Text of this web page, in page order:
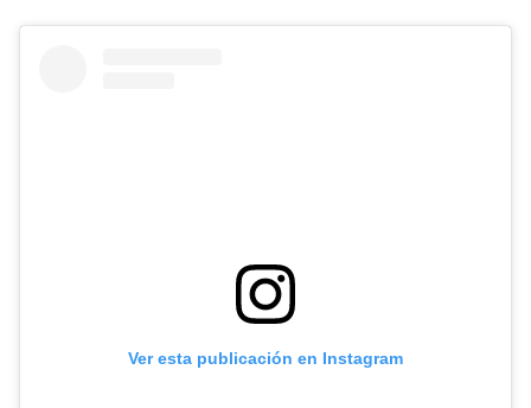
Ver esta publicación en Instagram